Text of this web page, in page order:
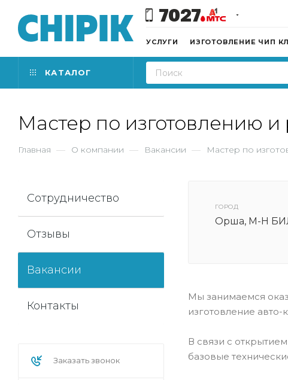
7027
УСЛУГИ ИЗГОТОВЛЕНИЕ ЧИП
КАТАЛОГ
Мастер по изготовлению
Главная — О компании — Вакансии — Мастер по
ГОРОД
Орша, М-Н
Мы занимаемся
изготовление
В связи с
базовые
Сотрудничество
Отзывы
Вакансии
Контакты
Заказать звонок